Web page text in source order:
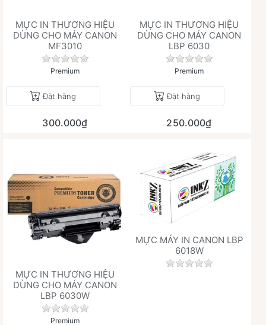
MỰC IN THƯƠNG HIỆU
DÙNG CHO MÁY CANON
MF3010
Chưa có đánh giá nào cho sản phẩm này.
Premium
Đặt hàng
300.000₫
MỰC IN THƯƠNG HIỆU
DÙNG CHO MÁY CANON
LBP 6030
Chưa có đánh giá
Premium
Đặt hàng
250.000₫
MỰC IN THƯƠNG HIỆU
DÙNG CHO MÁY CANON
LBP 6030W
Chưa có đánh giá nào cho sản phẩm này.
Premium
MỰC MÁY IN CANON LBP
6018W
Chưa có đánh giá